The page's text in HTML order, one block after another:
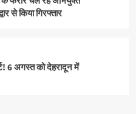
से किया गिरफ्तार
6 अगस्त को देहरादून में